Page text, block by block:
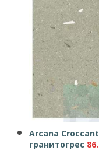
Arcana
гранитогрес